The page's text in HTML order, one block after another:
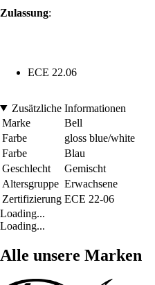
Zulassung:
ECE 22.06
Zusätzliche Informationen
Marke
Bell
Farbe
gloss blue/white
Farbe
Blau
Geschlecht
Gemischt
Altersgruppe Erwachsene
Zertifizierung ECE 22-06
Loading...
Loading...
Alle unsere Marken